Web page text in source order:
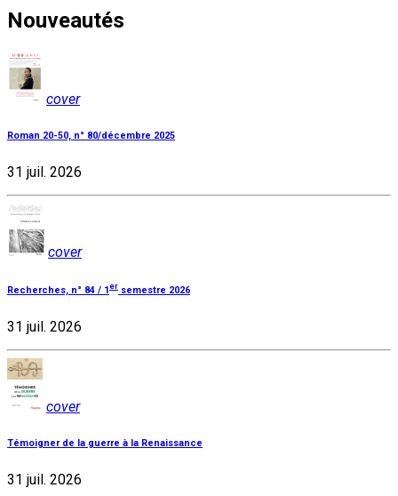
Nouveautés
cover
Roman 20-50, n° 80/décembre 2025
31 juil. 2026
cover
Recherches, n° 84 / 1 er semestre 2026
31 juil. 2026
cover
Témoigner de la guerre à la Renaissance
31 juil. 2026